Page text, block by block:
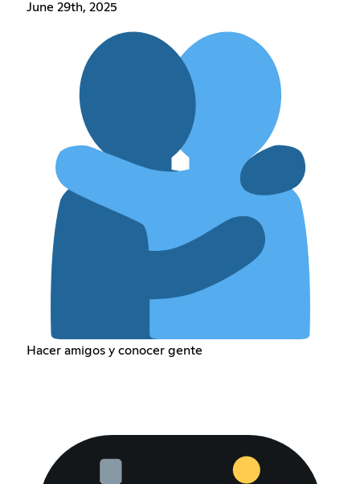
June 29th, 2025
Hacer amigos y conocer gente